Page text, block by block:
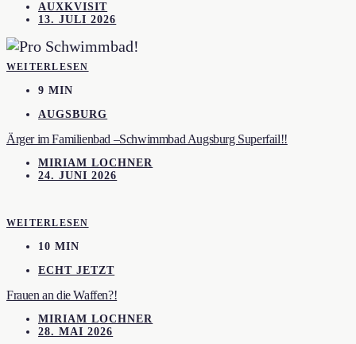
AUXKVISIT
13. JULI 2026
WEITERLESEN
9 MIN
AUGSBURG
Ärger im Familienbad –Schwimmbad Augsburg Superfail!!
MIRIAM LOCHNER
24. JUNI 2026
WEITERLESEN
10 MIN
ECHT JETZT
Frauen an die Waffen?!
MIRIAM LOCHNER
28. MAI 2026